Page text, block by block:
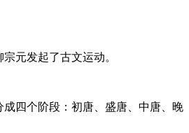
元发起了古文运动。
成四个阶段：初唐、盛唐、中唐、晚